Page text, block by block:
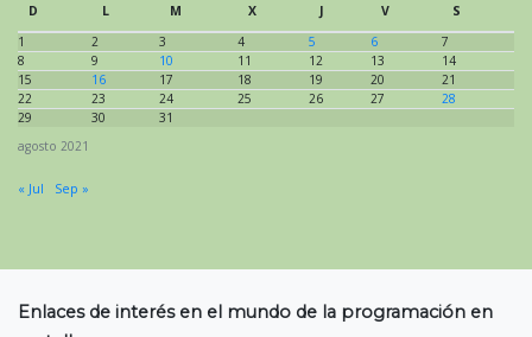
agosto 2021
D L M X J V
S
1
2 3 4 5 6
7
8
9 10 11 12 13
14
15
16 17 18 19 20
21
22
23 24 25 26 27
28
29
30 31
« Jul Sep »
Enlaces de interés en el mundo de la programación en